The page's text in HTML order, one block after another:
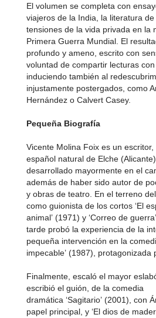
El volumen se completa con
viajeros de la India, la literatura
tensiones de la vida privada en la
Primera Guerra Mundial. El
profundo y ameno, escrito con
voluntad de compartir lecturas
induciendo también al
injustamente postergados, como
Hernández o Calvert Casey.
Pequeña Biografía
Vicente Molina Foix es un
español natural de Elche
desarrollado mayormente en el
además de haber sido autor de
y obras de teatro. En el terreno
como guionista de los cortos ‘El
animal’ (1971) y ‘Correo de
tarde probó la experiencia de la
pequeña intervención en la
impecable’ (1987), protagonizada
Finalmente, escaló el mayor
escribió el guión, de la comedia
dramática ‘Sagitario’ (2001), con
papel principal, y ‘El dios de